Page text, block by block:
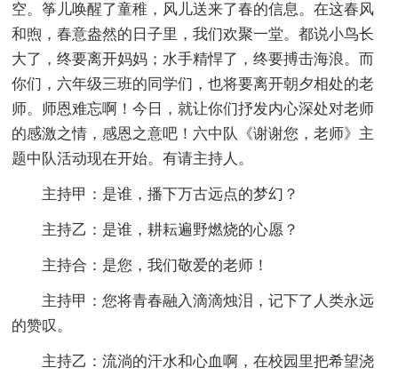
空。筝儿唤醒了童稚，风儿送来了春的信息。在这春风
和煦，春意盎然的日子里，我们欢聚一堂。都说小鸟长
大了，终要离开妈妈；水手精悍了，终要搏击海浪。而
你们，六年级三班的同学们，也将要离开朝夕相处的老
师。师恩难忘啊！今日，就让你们抒发内心深处对老师
的感激之情，感恩之意吧！六中队《谢谢您，老师》主
题中队活动现在开始。有请主持人。
主持甲：是谁，播下万古远点的梦幻？
主持乙：是谁，耕耘遍野燃烧的心愿？
主持合：是您，我们敬爱的老师！
主持甲：您将青春融入滴滴烛泪，记下了人类永远
的赞叹。
主持乙：流淌的汗水和心血啊，在校园里把希望浇